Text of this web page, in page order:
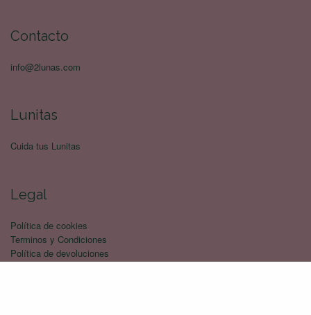
Contacto
info@2lunas.com
Lunitas
Cuida tus Lunitas
Legal
Política de cookies
Terminos y Condiciones
Política de devoluciones